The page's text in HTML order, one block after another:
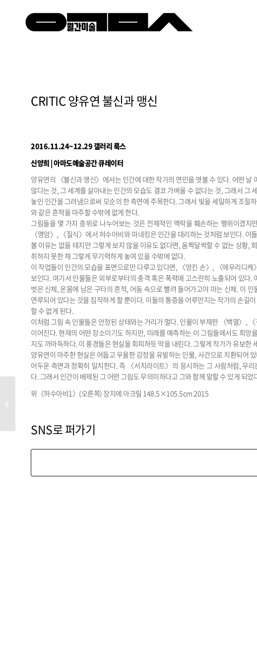
CRITIC 양유연 불신과 맹신
2016.11.24~12.29 갤러리 룩스
신양희 | 아마도예술공간 큐레이터
양유연의 〈불신과 맹신〉에서는 인간에 대한 작가의 연민을 엿볼 수 있다. 어떤
않다는 것, 그 세계를 살아내는 인간의 모습도 결코 가벼울 수 없다는 것, 그래서
놓인 인간을 그려냄으로써 모순의 한 측면에 주목한다. 그래서 빛을 세밀하게 조
와 같은 흔적을 마주할 수밖에 없게 한다.
그림들을 몇 가지 층위로 나누어보는 것은 전체적인 맥락을 훼손하는 행위이겠
〈명암〉, 〈질식〉에서 허수아비와 마네킹은 인간을 대리하는 것처럼 보인다.
볼 이유는 없을 테지만 그렇게 보지 않을 이유도 없다면, 옴짝달싹할 수 없는 상황,
취하지 못한 채 그렇게 무기력하게 놓여 있을 수밖에 없다.
이 작업들이 인간의 모습을 표면으로만 다루고 있다면, 〈엉킨 손〉, 〈에우리디
보인다. 여기서 인물들은 외부로부터의 충격 혹은 폭력에 고스란히 노출되어 있다
벗은 신체, 온몸에 남은 구타의 흔적, 어둠 속으로 빨려 들어가고야 마는 신체. 이
연루되어 있다는 것을 짐작하게 할 뿐이다. 이들의 통증을 어루만지는 작가의 손길
할 수 없게 된다.
이처럼 그림 속 인물들은 안정된 상태와는 거리가 멀다. 인물이 부재한 〈백열〉,
이어진다. 현재의 어떤 장소이기도 하지만, 미래를 예측하는 이 그림들에서도 희
지도 까마득하다. 이 풍경들은 현실을 회피하듯 막을 내린다. 그렇게 작가가 유보한
양유연이 마주한 현실은 어둡고 우울한 감정을 유발하는 인물, 사건으로 치환되어
어두운 측면과 정확히 일치한다. 즉 〈서치라이트〉의 응시하는 그 사람처럼, 우
다. 그래서 인간이 배제된 그 어떤 그림도 무의미하다고 그와 함께 말할 수 있게 되
위〈허수아비1〉(오른쪽) 장지에 아크릴 148.5×105.5cm 2015
SNS로 퍼가기